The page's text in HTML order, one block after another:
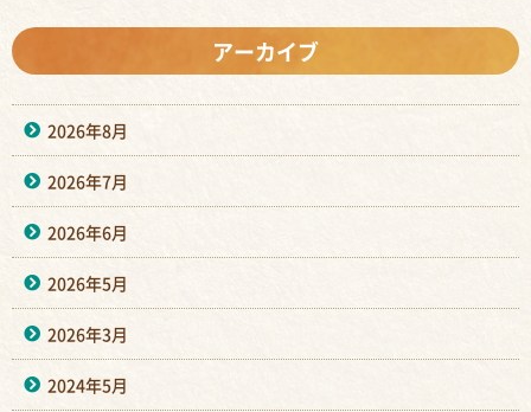
アーカイブ
2026年8月
2026年7月
2026年6月
2026年5月
2026年3月
2024年5月